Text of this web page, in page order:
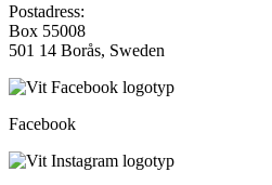
Postadress:
Box 55008
501 14 Borås, Sweden
Facebook